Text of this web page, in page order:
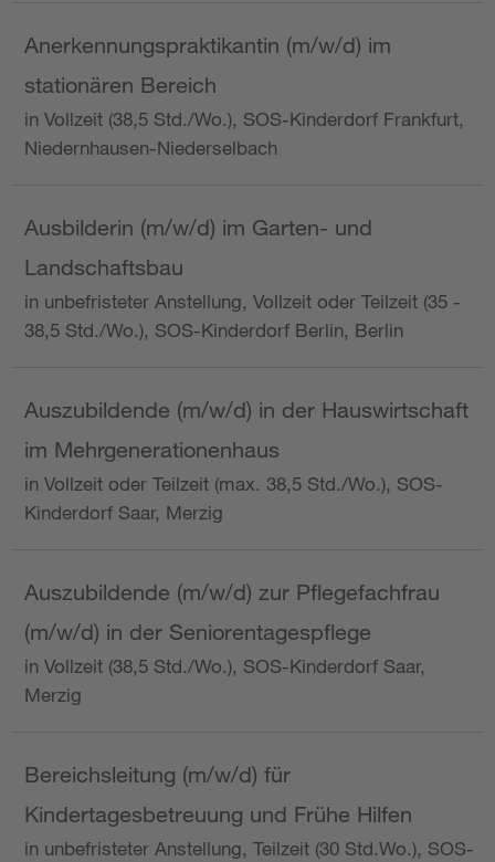
Anerkennungspraktikantin (m/w/d) im
stationären Bereich
in Vollzeit (38,5 Std./Wo.), SOS-Kinderdorf Frankfurt,
Niedernhausen-Niederselbach
Ausbilderin (m/w/d) im Garten- und
Landschaftsbau
in unbefristeter Anstellung, Vollzeit oder Teilzeit (35 -
38,5 Std./Wo.), SOS-Kinderdorf Berlin, Berlin
Auszubildende (m/w/d) in der Hauswirtschaft
im Mehrgenerationenhaus
in Vollzeit oder Teilzeit (max. 38,5 Std./Wo.), SOS-
Kinderdorf Saar, Merzig
Auszubildende (m/w/d) zur Pflegefachfrau
(m/w/d) in der Seniorentagespflege
in Vollzeit (38,5 Std./Wo.), SOS-Kinderdorf Saar,
Merzig
Bereichsleitung (m/w/d) für
Kindertagesbetreuung und Frühe Hilfen
in unbefristeter Anstellung, Teilzeit (30 Std.Wo.), SOS-